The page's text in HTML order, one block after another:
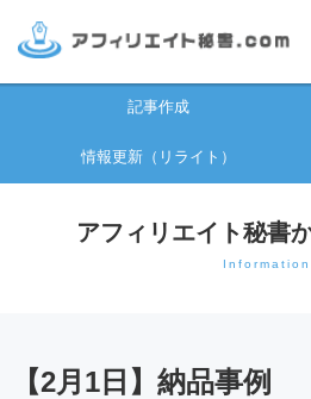
記事作成
情報更新（リライト）
アフィリエイト秘書
Information
【2月1日】納品事例